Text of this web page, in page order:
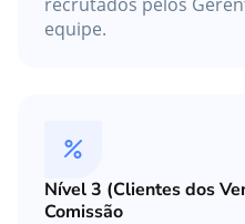
equipe.
Nível 3 (Clientes dos
Comissão